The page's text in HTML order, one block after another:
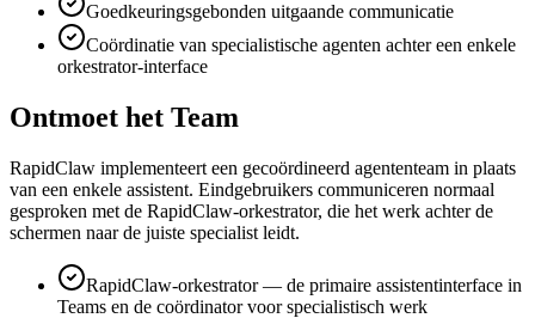
Goedkeuringsgebonden uitgaande communicatie
Coördinatie van specialistische agenten achter een enkele
orkestrator-interface
Ontmoet het Team
RapidClaw implementeert een gecoördineerd agententeam in plaats
van een enkele assistent. Eindgebruikers communiceren normaal
gesproken met de RapidClaw-orkestrator, die het werk achter de
schermen naar de juiste specialist leidt.
RapidClaw-orkestrator — de primaire assistentinterface in
Teams en de coördinator voor specialistisch werk